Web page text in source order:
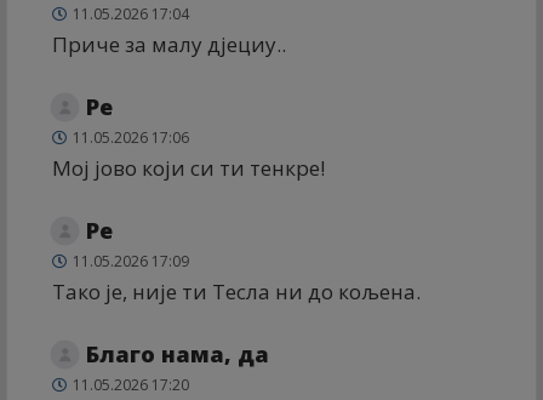
11.05.2026 17:04
Приче за малу дјециу..
Ре
11.05.2026 17:06
Мој јово који си ти тенкре!
Ре
11.05.2026 17:09
Тако је, није ти Тесла ни до кољена.
Благо нама, да
11.05.2026 17:20